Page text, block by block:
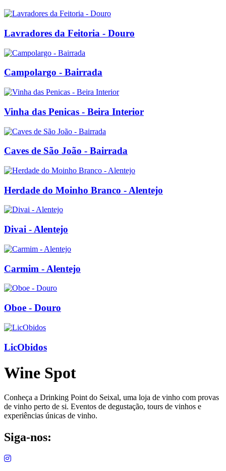
Lavradores da Feitoria - Douro
Campolargo - Bairrada
Vinha das Penicas - Beira Interior
Caves de São João - Bairrada
Herdade do Moinho Branco - Alentejo
Divai - Alentejo
Carmim - Alentejo
Oboe - Douro
LicObidos
Wine Spot
Conheça a Drinking Point do Seixal, uma loja de vinho com provas
de vinho perto de si. Eventos de degustação, tours de vinhos e
experiências únicas de vinho.
Siga-nos: